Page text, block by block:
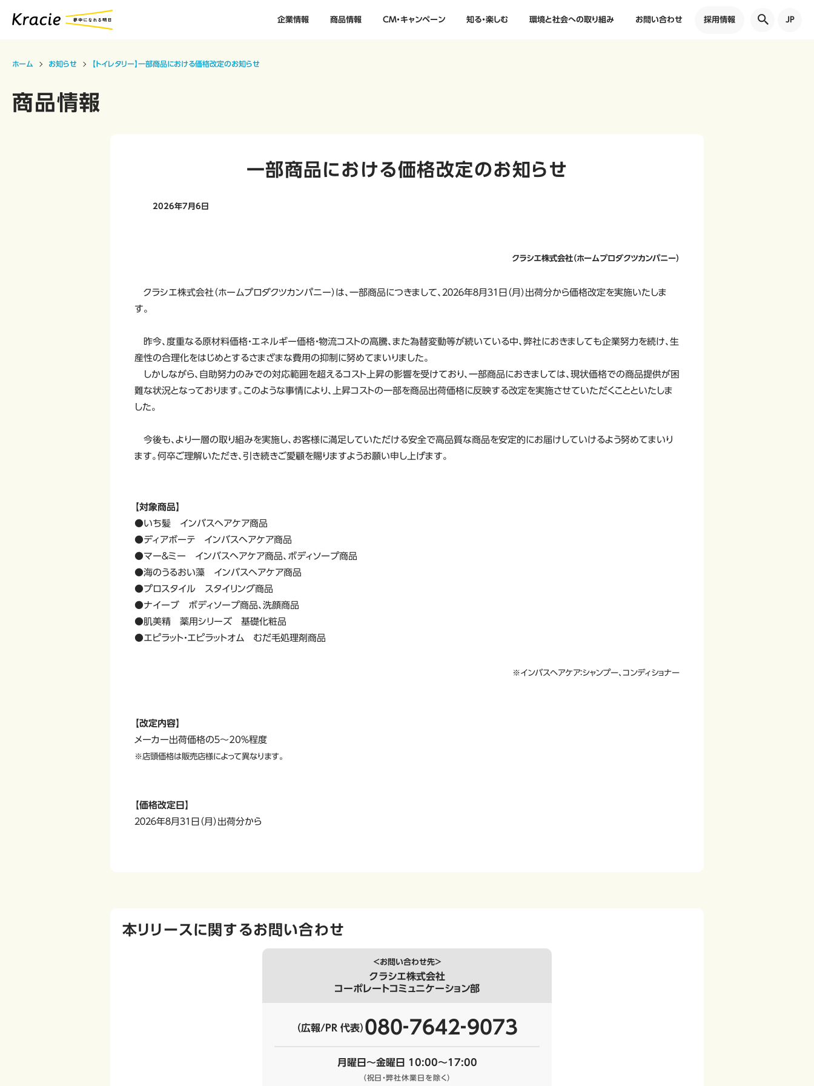
企業情報 商品情報 CM・キャンペーン 知る・楽しむ 環境と社会への取り組み お問い合わせ 採用情報 JP
ホーム お知らせ 【トイレタリー】一部商品における価格改定のお知らせ
商品情報
一部商品における価格改定のお知らせ
2026年7月6日
クラシエ株式会社（ホームプロダクツカンパニー）
クラシエ株式会社（ホームプロダクツカンパニー）は、一部商品につきまして、２０２６年８月３１日（月）出荷分から価格改定を実施いたしま
す。
昨今、度重なる原材料価格・エネルギー価格・物流コストの高騰、また為替変動等が続いている中、弊社におきましても企業努力を続け、生
産性の合理化をはじめとするさまざまな費用の抑制に努めてまいりました。
しかしながら、自助努力のみでの対応範囲を超えるコスト上昇の影響を受けており、一部商品におきましては、現状価格での商品提供が困
難な状況となっております。このような事情により、上昇コストの一部を商品出荷価格に反映する改定を実施させていただくことといたしま
した。
今後も、より一層の取り組みを実施し、お客様に満足していただける安全で高品質な商品を安定的にお届けしていけるよう努めてまいり
ます。何卒ご理解いただき、引き続きご愛顧を賜りますようお願い申し上げます。
【対象商品】
●いち髪 インバスヘアケア商品
●ディアボーテ インバスヘアケア商品
●マー＆ミー インバスヘアケア商品、ボディソープ商品
●海のうるおい藻 インバスヘアケア商品
●プロスタイル スタイリング商品
●ナイーブ ボディソープ商品、洗顔商品
●肌美精 薬用シリーズ 基礎化粧品
●エピラット・エピラットオム むだ毛処理剤商品
※インバスヘアケア：シャンプー、コンディショナー
【改定内容】
メーカー出荷価格の５～20％程度
※店頭価格は販売店様によって異なります。
【価格改定日】
２０２６年８月３１日（月）出荷分から
本リリースに関するお問い合わせ
＜お問い合わせ先＞
クラシエ株式会社
コーポレートコミュニケーション部
（広報/PR 代表） 080‐7642‐9073
月曜日～金曜日 10:00～17:00
（祝日・弊社休業日を除く）